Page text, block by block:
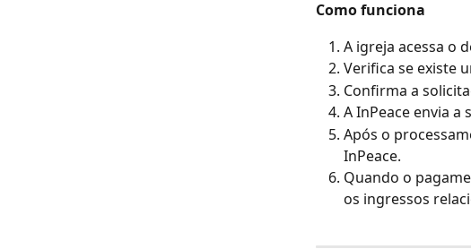
Como funciona
A igreja acessa o
Verifica se existe
Confirma a
A InPeace envia a
Após o
InPeace.
Quando o
os ingressos